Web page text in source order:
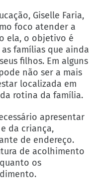
Giselle Faria,
foco atender a
ela, o objetivo é
famílias que ainda
filhos. Em alguns
não ser a mais
localizada em
rotina da família.
apresentar
da criança,
de endereço.
de acolhimento
os